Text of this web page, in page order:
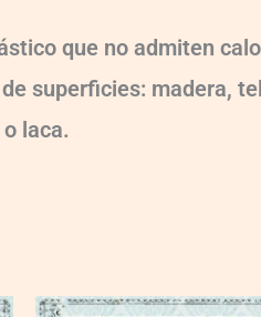
que no admiten
superficies: madera,
laca.